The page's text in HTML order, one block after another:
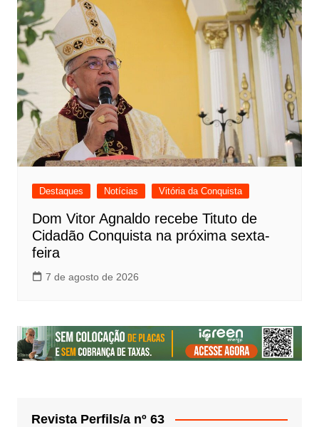
Destaques Notícias Vitória da Conquista
Dom Vitor Agnaldo recebe Tituto de
Cidadão Conquista na próxima sexta-
feira
7 de agosto de 2026
Revista Perfils/a nº 63